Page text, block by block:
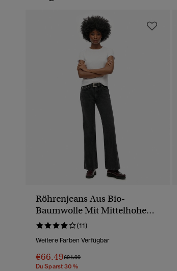
Röhrenjeans Aus Bio-
Baumwolle Mit Mittelhohem
Bund
(11)
Weitere Farben Verfügbar
€66.49Preis Wurde Reduziert Von
€94.99Bis
Du Sparst 30 %